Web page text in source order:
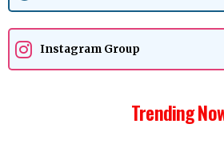
Instagram Group
Trending